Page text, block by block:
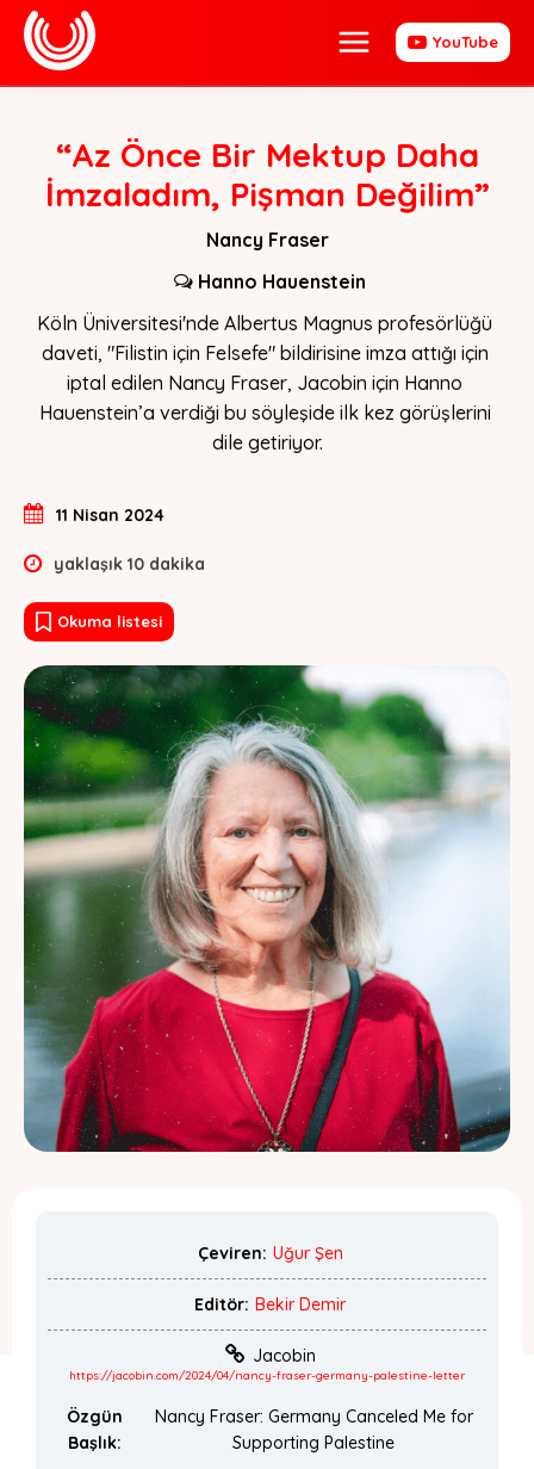
YouTube
“Az Önce Bir Mektup Daha
İmzaladım, Pişman Değilim”
Nancy Fraser
Hanno Hauenstein
Köln Üniversitesi'nde Albertus Magnus profesörlüğü
daveti, "Filistin için Felsefe" bildirisine imza attığı için
iptal edilen Nancy Fraser, Jacobin için Hanno
Hauenstein’a verdiği bu söyleşide ilk kez görüşlerini
dile getiriyor.
11 Nisan 2024
yaklaşık 10 dakika
Okuma listesi
Çeviren: Uğur Şen
Editör: Bekir Demir
Jacobin
https://jacobin.com/2024/04/nancy-fraser-germany-palestine-letter
Özgün
Başlık:
Nancy Fraser: Germany Canceled Me for
Supporting Palestine